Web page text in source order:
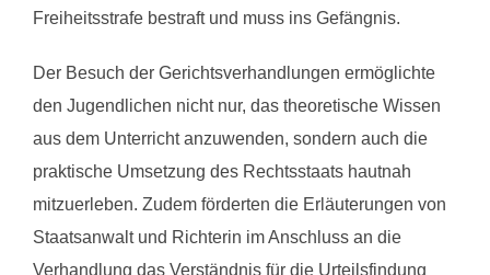
Freiheitsstrafe bestraft und muss ins Gefängnis.
Der Besuch der Gerichtsverhandlungen ermöglichte
den Jugendlichen nicht nur, das theoretische Wissen
aus dem Unterricht anzuwenden, sondern auch die
praktische Umsetzung des Rechtsstaats hautnah
mitzuerleben. Zudem förderten die Erläuterungen von
Staatsanwalt und Richterin im Anschluss an die
Verhandlung das Verständnis für die Urteilsfindung